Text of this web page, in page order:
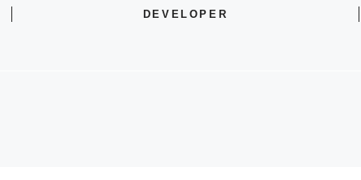
DEVELOPER